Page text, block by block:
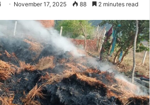
d
a
n
e
m
a
November 17, 2025 88 2 minutes read